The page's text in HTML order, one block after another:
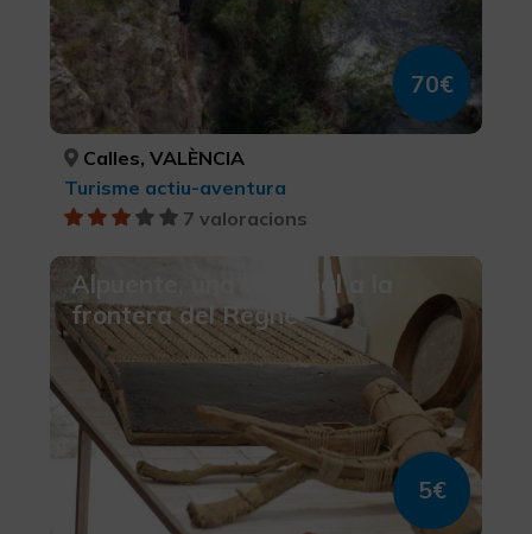
70€
Calles, VALÈNCIA
Turisme actiu-aventura
7 valoracions
Alpuente, una vila reial a la
frontera del Regne
5€